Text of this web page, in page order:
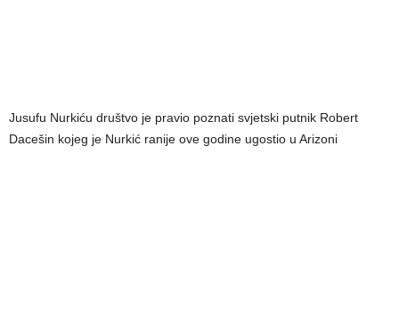
Jusufu Nurkiću društvo je pravio poznati svjetski putnik Robert
Dacešin kojeg je Nurkić ranije ove godine ugostio u Arizoni